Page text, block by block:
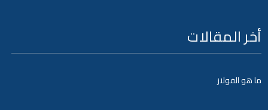
أخر المقالات
ما هو الفولاز